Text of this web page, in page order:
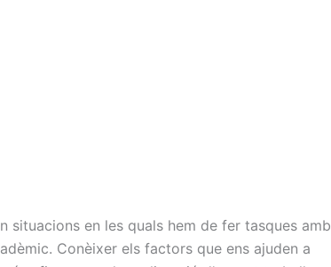
situacions en les quals hem de fer tasques amb
Conèixer els factors que ens ajuden a